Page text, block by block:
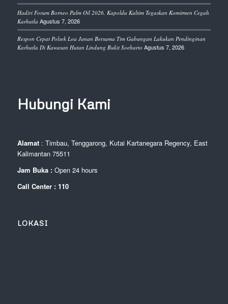
Hadiri Forum Borneo Palm Oil 2026, Kapolda Kaltim Tegaskan Komitmen Cegah
Karhutla Agustus 7, 2026
Respon Cepat Polsek Loa Janan Bersama Tim Gabungan Lakukan Pendinginan
Karhutla Di Kawasan Hutan Lindung Bukit Soeharto Agustus 7, 2026
Hubungi Kami
Alamat: Timbau, Tenggarong, Kutai Kartanegara Regency, East
Kalimantan 75511
Jam Buka : Open 24 hours
Call Center : 110
LOKASI